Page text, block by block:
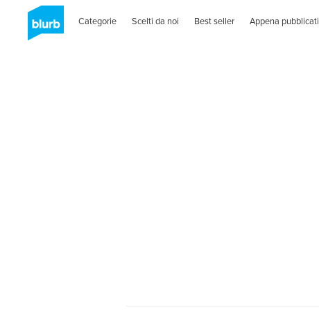
Categorie Scelti da noi Best seller Appena pubblicati